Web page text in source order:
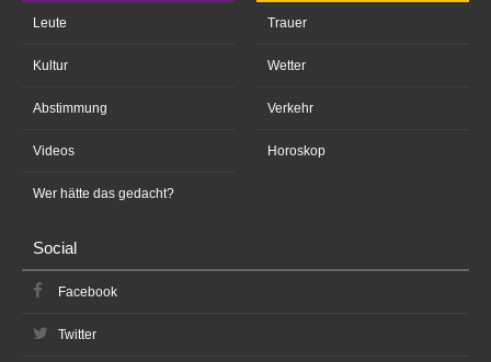
Leute
Kultur
Abstimmung
Videos
Wer hätte das gedacht?
Trauer
Wetter
Verkehr
Horoskop
Social
Facebook
Twitter